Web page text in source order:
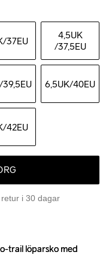
/37EU
4,5UK
/37,5EU
6,5UK/40EU
/42EU
i 30 dagar
trail löparsko med
trail löparsko med